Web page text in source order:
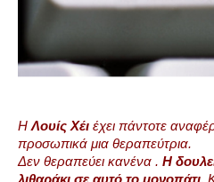
H Λουίς Χέι έχει πάντοτε
προσωπικά μια θεραπεύτρια.
Δεν θεραπεύει κανένα . Η
λιθαράκι σε αυτό το μονοπάτι.